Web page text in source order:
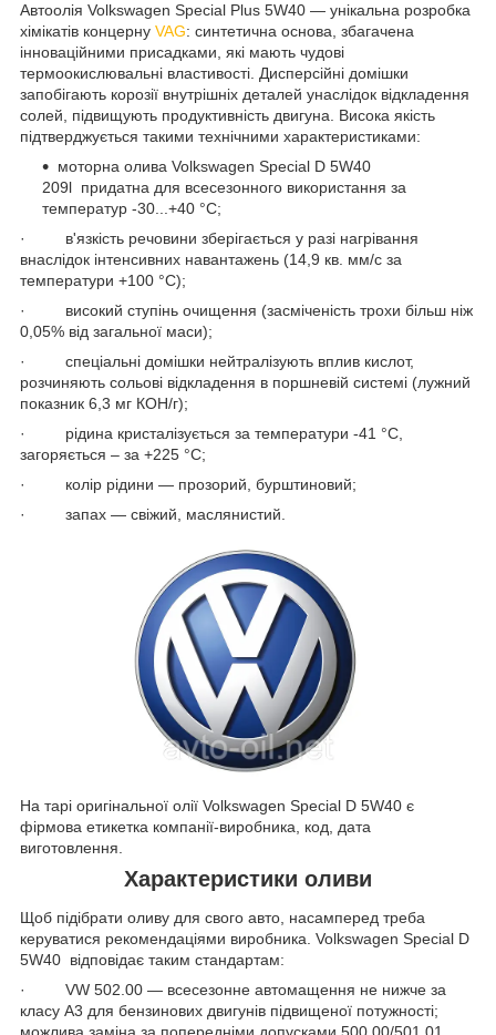
Автоолія Volkswagen Special Plus 5W40 — унікальна розробка
хімікатів концерну VAG: синтетична основа, збагачена
інноваційними присадками, які мають чудові
термоокислювальні властивості. Дисперсійні домішки
запобігають корозії внутрішніх деталей унаслідок відкладення
солей, підвищують продуктивність двигуна. Висока якість
підтверджується такими технічними характеристиками:
моторна олива Volkswagen Special D 5W40
209l придатна для всесезонного використання за
температур -30...+40 °C;
· в'язкість речовини зберігається у разі нагрівання
внаслідок інтенсивних навантажень (14,9 кв. мм/с за
температури +100 °C);
· високий ступінь очищення (засміченість трохи більш ніж
0,05% від загальної маси);
· спеціальні домішки нейтралізують вплив кислот,
розчиняють сольові відкладення в поршневій системі (лужний
показник 6,3 мг КОН/г);
· рідина кристалізується за температури -41 °C,
загоряється – за +225 °C;
· колір рідини — прозорий, бурштиновий;
· запах — свіжий, маслянистий.
На тарі оригінальної олії Volkswagen Special D 5W40 є
фірмова етикетка компанії-виробника, код, дата
виготовлення.
Характеристики оливи
Щоб підібрати оливу для свого авто, насамперед треба
керуватися рекомендаціями виробника. Volkswagen Special D
5W40 відповідає таким стандартам:
· VW 502.00 — всесезонне автомащення не нижче за
класу А3 для бензинових двигунів підвищеної потужності;